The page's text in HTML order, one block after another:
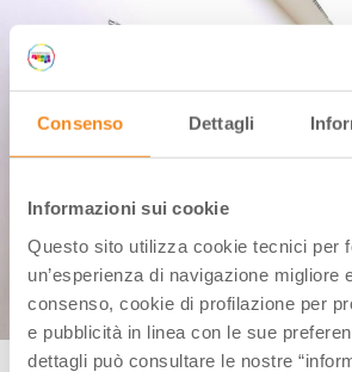
Consenso Dettagli
Informazioni sui cookie
Questo sito utilizza cookie tecnici per
un’esperienza di navigazione migliore
consenso, cookie di profilazione per
e pubblicità in linea con le sue
dettagli può consultare le nostre
MAMbo (Bologna) | Credit: itinerarinellarte.it